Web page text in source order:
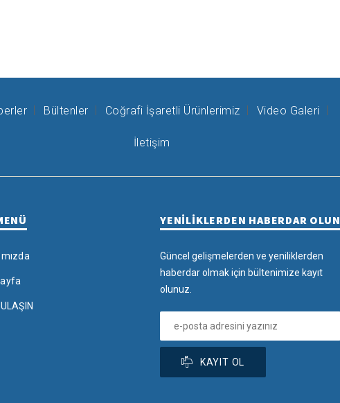
Bültenler Coğrafi İşaretli Ürünlerimiz Video Galeri
İletişim
YENİLİKLERDEN HABERDAR OLUN
Güncel gelişmelerden ve yeniliklerden
haberdar olmak için bültenimize kayıt
olunuz.
KAYIT OL